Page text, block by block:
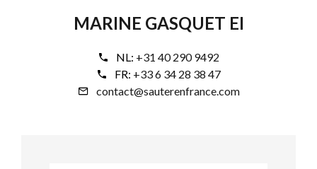
MARINE GASQUET EI
NL: +31 40 290 9492
FR: +33 6 34 28 38 47
contact@sauterenfrance.com